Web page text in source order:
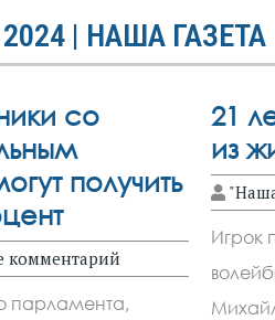
| НАША ГАЗЕТА
со
получить
комментарий
парламента,
21
из
Игрок